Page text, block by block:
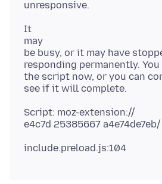
It
may
be busy, or it may have
responding permanently.
the script now, or you can
Script: moz-extension://